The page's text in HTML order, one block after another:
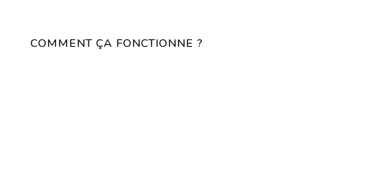
COMMENT ÇA FONCTIONNE ?